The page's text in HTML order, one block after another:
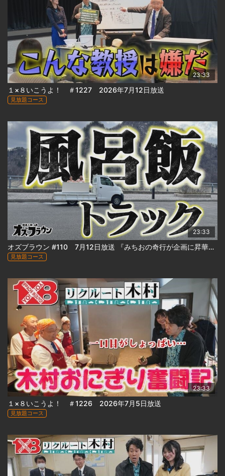
23:33
１×８いこうよ！ ＃1227 2026年7月12日放送
見放題コース
23:33
オズブラウン #110 7月12日放送 『みちおの奇行が企画に昇華！みちおの風呂飯トラック 』
見放題コース
23:33
１×８いこうよ！ ＃1226 2026年7月5日放送
見放題コース